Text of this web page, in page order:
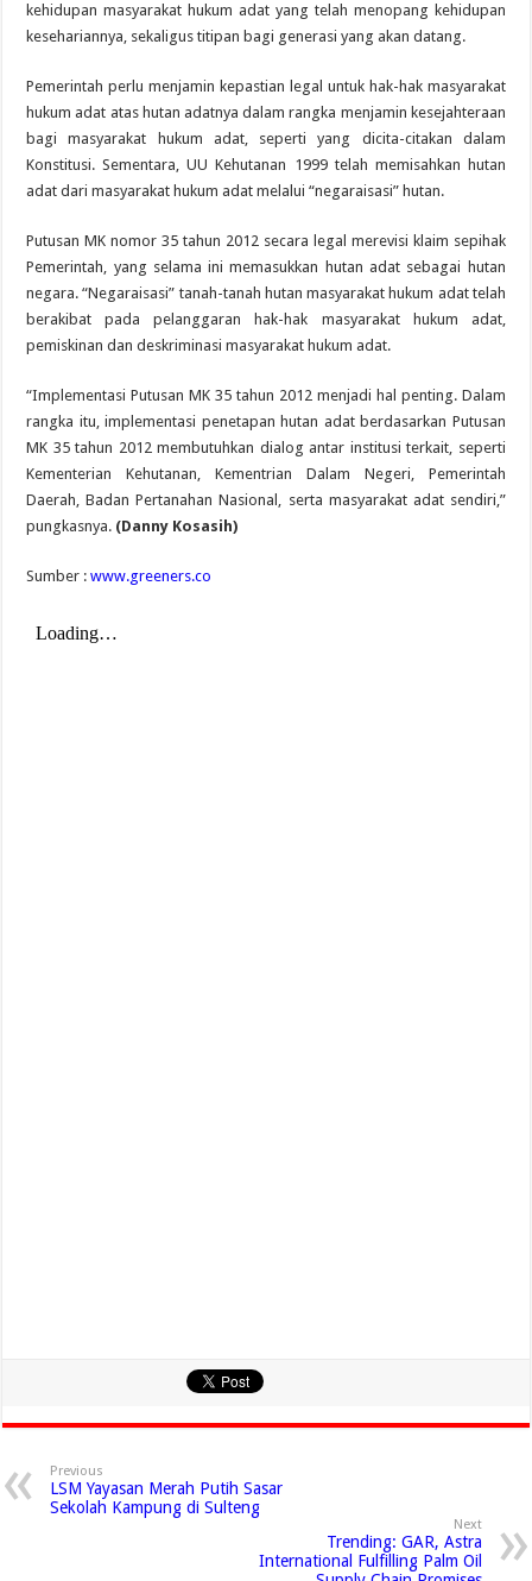
kehidupan masyarakat hukum adat yang telah menopang kehidupan
kesehariannya, sekaligus titipan bagi generasi yang akan datang.
Pemerintah perlu menjamin kepastian legal untuk hak-hak masyarakat
hukum adat atas hutan adatnya dalam rangka menjamin kesejahteraan
bagi masyarakat hukum adat, seperti yang dicita-citakan dalam
Konstitusi. Sementara, UU Kehutanan 1999 telah memisahkan hutan
adat dari masyarakat hukum adat melalui “negaraisasi” hutan.
Putusan MK nomor 35 tahun 2012 secara legal merevisi klaim sepihak
Pemerintah, yang selama ini memasukkan hutan adat sebagai hutan
negara. “Negaraisasi” tanah-tanah hutan masyarakat hukum adat telah
berakibat pada pelanggaran hak-hak masyarakat hukum adat,
pemiskinan dan deskriminasi masyarakat hukum adat.
“Implementasi Putusan MK 35 tahun 2012 menjadi hal penting. Dalam
rangka itu, implementasi penetapan hutan adat berdasarkan Putusan
MK 35 tahun 2012 membutuhkan dialog antar institusi terkait, seperti
Kementerian Kehutanan, Kementrian Dalam Negeri, Pemerintah
Daerah, Badan Pertanahan Nasional, serta masyarakat adat sendiri,”
pungkasnya. (Danny Kosasih)
Sumber :www.greeners.co
Previous
LSM Yayasan Merah Putih Sasar
Sekolah Kampung di Sulteng
Next
Trending: GAR, Astra
International Fulfilling Palm Oil